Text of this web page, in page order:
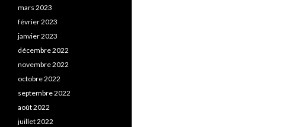
mars 2023
février 2023
janvier 2023
décembre 2022
novembre 2022
octobre 2022
septembre 2022
août 2022
juillet 2022